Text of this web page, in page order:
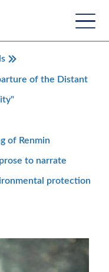
of the Distant
of Renmin
to narrate
protection